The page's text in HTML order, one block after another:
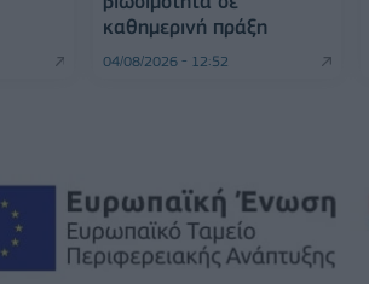
καθημερινή πράξη
04/08/2026 - 12:52